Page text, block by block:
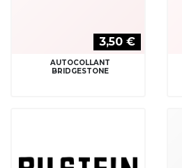
3,50 €
AUTOCOLLANT
BRIDGESTONE